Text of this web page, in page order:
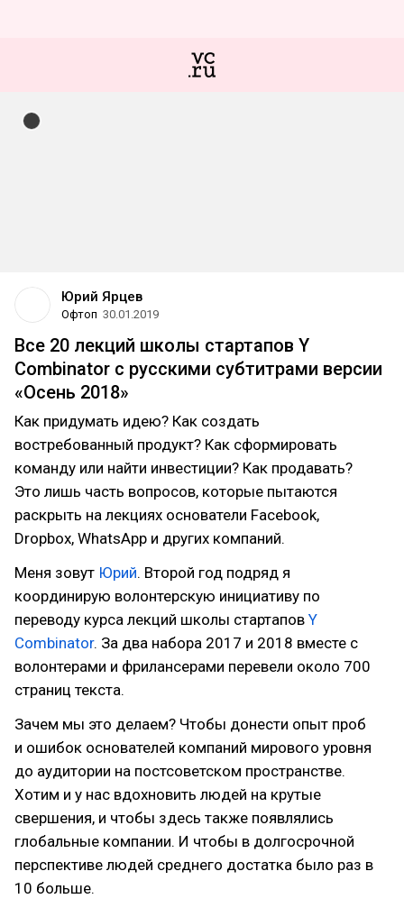
Юрий Ярцев
Офтоп 30.01.2019
Все 20 лекций школы стартапов Y
Combinator с русскими субтитрами версии
«Осень 2018»
Как придумать идею? Как создать
востребованный продукт? Как сформировать
команду или найти инвестиции? Как продавать?
Это лишь часть вопросов, которые пытаются
раскрыть на лекциях основатели Facebook,
Dropbox, WhatsApp и других компаний.
Меня зовут Юрий. Второй год подряд я
координирую волонтерскую инициативу по
переводу курса лекций школы стартапов Y
Combinator. За два набора 2017 и 2018 вместе с
волонтерами и фрилансерами перевели около 700
страниц текста.
Зачем мы это делаем? Чтобы донести опыт проб
и ошибок основателей компаний мирового уровня
до аудитории на постсоветском пространстве.
Хотим и у нас вдохновить людей на крутые
свершения, и чтобы здесь также появлялись
глобальные компании. И чтобы в долгосрочной
перспективе людей среднего достатка было раз в
10 больше.